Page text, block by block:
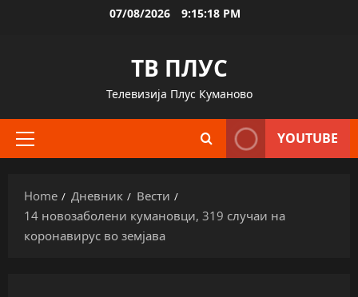
07/08/2026 9:15:19 PM
ТВ ПЛУС
Телевизија Плус Куманово
Primary
YOUTUBE
Home Дневник
Вести
14 новозаболени кумановци, 319 случаи на
коронавирус во земјава